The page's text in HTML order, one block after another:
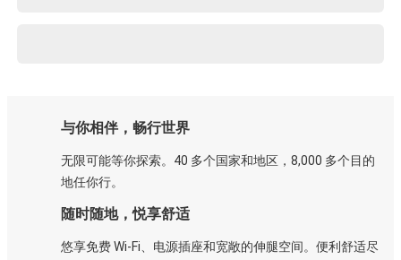
与你相伴，畅行世界
无限可能等你探索。40 多个国家和地区，8,000 多个目的
地任你行。
随时随地，悦享舒适
悠享免费 Wi-Fi、电源插座和宽敞的伸腿空间。便利舒适尽